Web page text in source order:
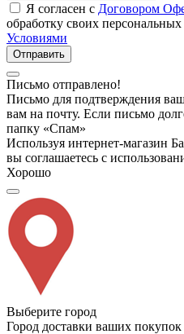
Я согласен с Договором
обработку своих
Условиями
Отправить
Письмо отправлено!
Письмо для подтверждения
вам на почту. Если письмо
папку «Спам»
Используя интернет-магазин
вы соглашаетесь с
Хорошо
Выберите город
Город доставки ваших покупок